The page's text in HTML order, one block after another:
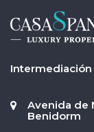
Intermediación
Avenida de
Benidorm